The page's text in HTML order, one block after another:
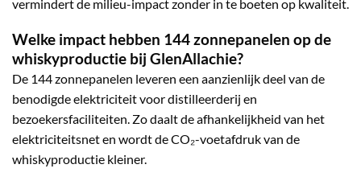
vermindert de milieu-impact zonder in te boeten op kwaliteit.
Welke impact hebben 144 zonnepanelen op de
whiskyproductie bij GlenAllachie?
De 144 zonnepanelen leveren een aanzienlijk deel van de
benodigde elektriciteit voor distilleerderij en
bezoekersfaciliteiten. Zo daalt de afhankelijkheid van het
elektriciteitsnet en wordt de CO₂-voetafdruk van de
whiskyproductie kleiner.